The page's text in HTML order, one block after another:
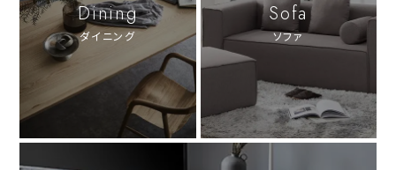
Dining
ダイニング
Sofa
ソファ